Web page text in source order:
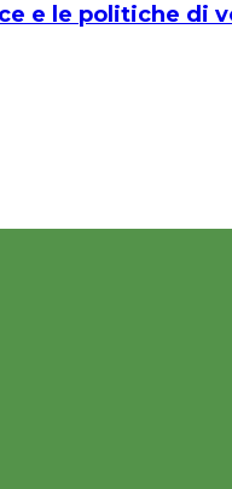
e le politiche di